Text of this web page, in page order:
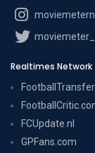
moviemeternl
Realtimes Network
FCUpdate.nl
GPFans.com